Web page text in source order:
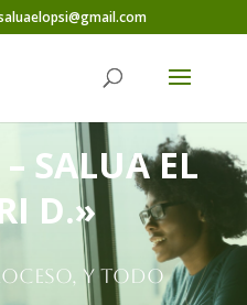
SALUA EL
D.»
y todo